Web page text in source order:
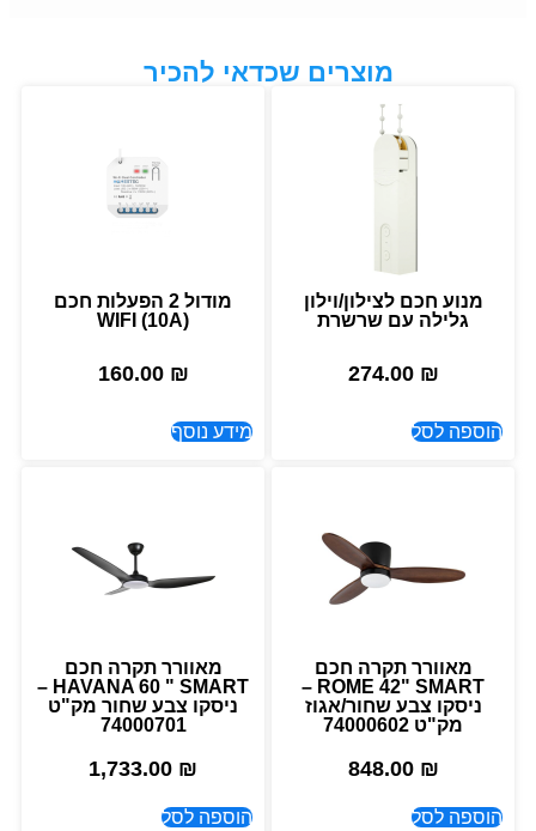
מוצרים שכדאי להכיר
מנוע חכם לצילון/וילון
גלילה עם שרשרת
274.00 ₪
הוספה לסל
מודול 2 הפעלות חכם
(10A) WIFI
160.00 ₪
מידע נוסף
מאוורר תקרה חכם
ROME 42" SMART –
ניסקו צבע שחור/אגוז
מק"ט 74000602
848.00 ₪
הוספה לסל
מאוורר תקרה חכם
HAVANA 60 " SMART –
ניסקו צבע שחור מק"ט
74000701
1,733.00 ₪
הוספה לסל